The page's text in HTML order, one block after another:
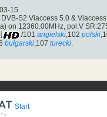
15
S2 Viaccess 5.0 &
on 12360.00MHz, pol.V
/101 angielski,102 polski
bułgarski ,107 turecki
Start